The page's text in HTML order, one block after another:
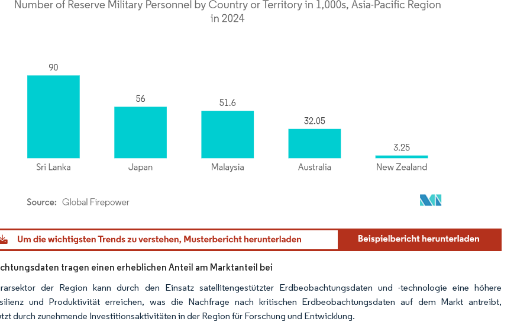
Intelligence. Wiederverwendung erfordert Namensnennung gemäß CC BY 4.0.
tragen einen erheblichen Anteil am Marktanteil bei
der Region kann durch den Einsatz satellitengestützter Erdbeobachtungsdaten und -technologie eine höhere
und Produktivität erreichen, was die Nachfrage nach kritischen Erdbeobachtungsdaten auf dem Markt antreibt,
durch zunehmende Investitionsaktivitäten in der Region für Forschung und Entwicklung.